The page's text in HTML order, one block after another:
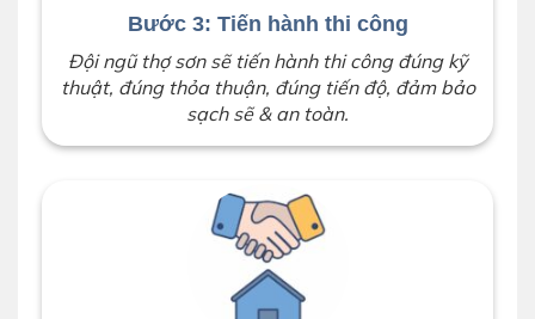
Bước 3: Tiến hành thi công
Đội ngũ thợ sơn sẽ tiến hành thi công đúng kỹ
thuật, đúng thỏa thuận, đúng tiến độ, đảm bảo
sạch sẽ & an toàn.